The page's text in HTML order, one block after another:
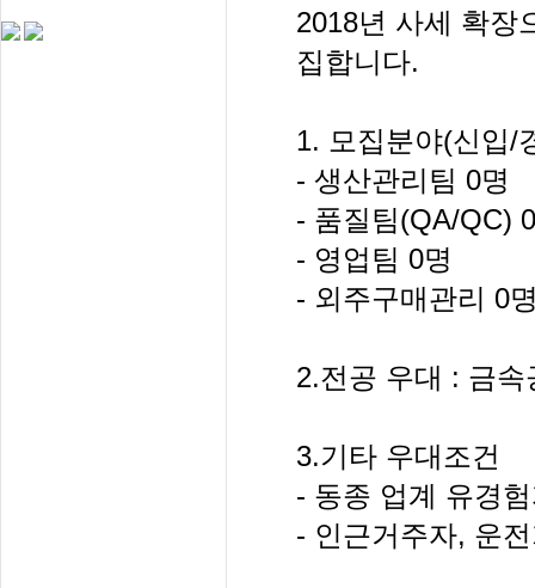
2018년 사세 확장
집합니다.
1. 모집분야(신입/
- 생산관리팀 0명
- 품질팀(QA/QC)
- 영업팀 0명
- 외주구매관리 0
2.전공 우대 : 금
3.기타 우대조건
- 동종 업계 유경
- 인근거주자, 운